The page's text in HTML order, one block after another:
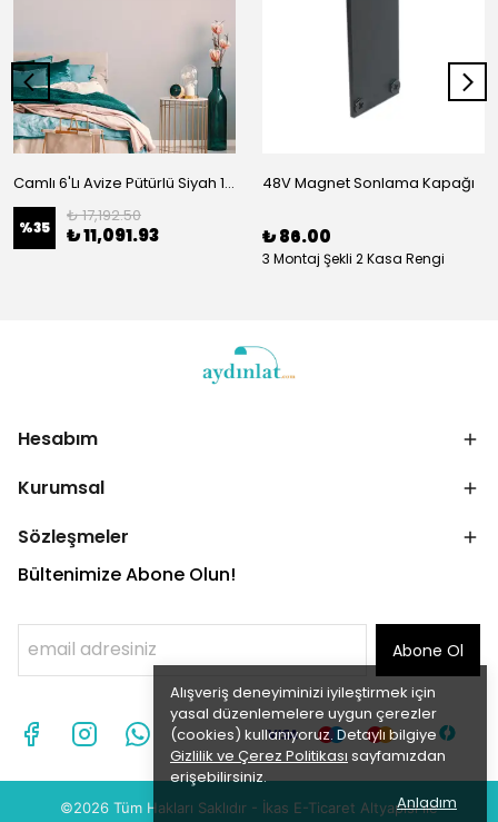
Alışveriş deneyiminizi iyileştirmek için
yasal düzenlemelere uygun çerezler
(cookies) kullanıyoruz. Detaylı bilgiye
Gizlilik ve Çerez Politikası sayfamızdan
erişebilirsiniz.
Anladım
Camlı 6'Lı Avize Pütürlü Siyah 1122
%35
₺ 17,192.50
₺ 11,091.93
48V Magnet Sonlama Kapağı
₺ 86.00
3 Montaj Şekli 2 Kasa Rengi
Hesabım
Kurumsal
Sözleşmeler
Bültenimize Abone Olun!
Abone Ol
©2026 Tüm Hakları Saklıdır - İkas E-Ticaret Altyapısı ile